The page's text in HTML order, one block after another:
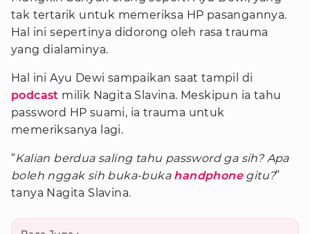
tak tertarik untuk memeriksa HP pasangannya.
Hal ini sepertinya didorong oleh rasa trauma
yang dialaminya.
Hal ini Ayu Dewi sampaikan saat tampil di
podcast milik Nagita Slavina. Meskipun ia tahu
password HP suami, ia trauma untuk
memeriksanya lagi.
“Kalian berdua saling tahu password ga sih? Apa
boleh nggak sih buka-buka handphonegitu?”
tanya Nagita Slavina.